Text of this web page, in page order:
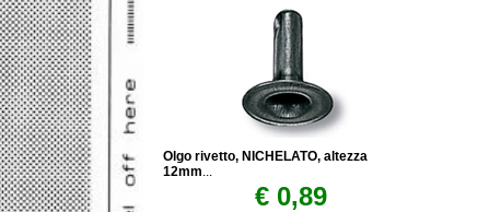
Olgo rivetto, NICHELATO, altezza
12mm...
€ 0,89